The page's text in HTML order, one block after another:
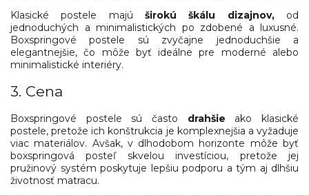
Klasické postele majú širokú škálu dizajnov,od
jednoduchých a minimalistických po zdobené a luxusné.
Boxspringové postele sú zvyčajne jednoduchšie a
elegantnejšie, čo môže byť ideálne pre moderné alebo
minimalistické interiéry.
3. Cena
Boxspringové postele sú často drahšie ako klasické
postele, pretože ich konštrukcia je komplexnejšia a vyžaduje
viac materiálov. Avšak, v dlhodobom horizonte môže byť
boxspringová posteľ skvelou investíciou, pretože jej
pružinový systém poskytuje lepšiu podporu a tým aj dlhšiu
životnosť matracu.